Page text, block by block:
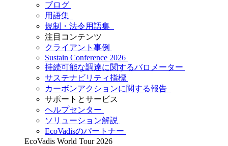
ブログ
用語集
規制・法令用語集
注目コンテンツ
クライアント事例
Sustain Conference 2026
持続可能な調達に関するバロメーター
サステナビリティ指標
カーボンアクションに関する報告
サポートとサービス
ヘルプセンター
ソリューション解説
EcoVadisのパートナー
EcoVadis World Tour 2026